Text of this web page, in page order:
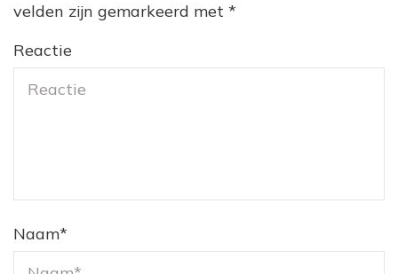
velden zijn gemarkeerd met *
Reactie
Naam*